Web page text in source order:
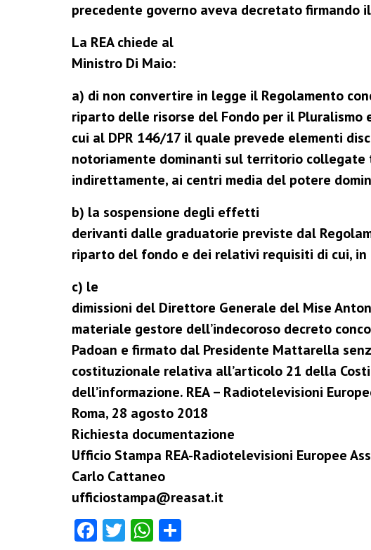
precedente governo aveva decretato firmando il
La REA chiede al
Ministro Di Maio:
a) di non convertire in legge il Regolamento
riparto delle risorse del Fondo per il Pluralismo
cui al DPR 146/17 il quale prevede elementi
notoriamente dominanti sul territorio
indirettamente, ai centri media del potere
b) la sospensione degli effetti
derivanti dalle graduatorie previste dal
riparto del fondo e dei relativi requisiti di cui,
c) le
dimissioni del Direttore Generale del Mise
materiale gestore dell’indecoroso decreto
Padoan e firmato dal Presidente Mattarella
costituzionale relativa all’articolo 21 della
dell’informazione. REA – Radiotelevisioni
Roma, 28 agosto 2018
Richiesta documentazione
Ufficio Stampa REA-Radiotelevisioni Europee
Carlo Cattaneo
ufficiostampa@reasat.it
F
T
W